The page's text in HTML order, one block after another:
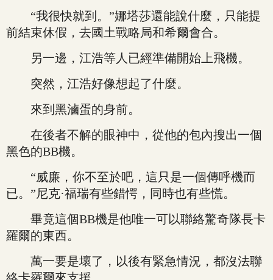
“我很快就到。”娜塔莎還能說什麼，只能提
前結束休假，去國土戰略局和希爾會合。
另一邊，江浩等人已經準備開始上飛機。
突然，江浩好像想起了什麼。
來到黑滷蛋的身前。
在後者不解的眼神中，從他的包內搜出一個
黑色的BB機。
“威廉，你不至於吧，這只是一個傳呼機而
已。”尼克·福瑞有些錯愕，同時也有些慌。
畢竟這個BB機是他唯一可以聯絡驚奇隊長卡
羅爾的東西。
萬一要是壞了，以後有緊急情況，都沒法聯